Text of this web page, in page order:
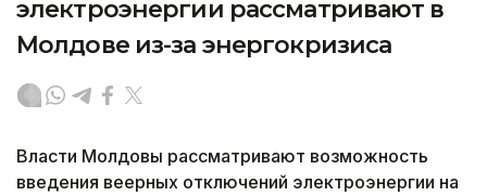
электроэнергии рассматривают в
Молдове из-за энергокризиса
Власти Молдовы рассматривают возможность
введения веерных отключений электроэнергии на